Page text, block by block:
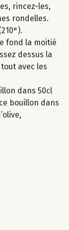
rincez-les,
rondelles.
fond la moitié
dessus la
avec les
dans 50cl
bouillon dans